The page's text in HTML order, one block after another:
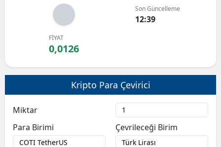
Bilecik
Burdur
Bursa
Çanakkale
Son Güncelleme
12:39
FİYAT
0,0126
Kripto Para Çevirici
Miktar
Para Birimi
Çevrileceği Birim